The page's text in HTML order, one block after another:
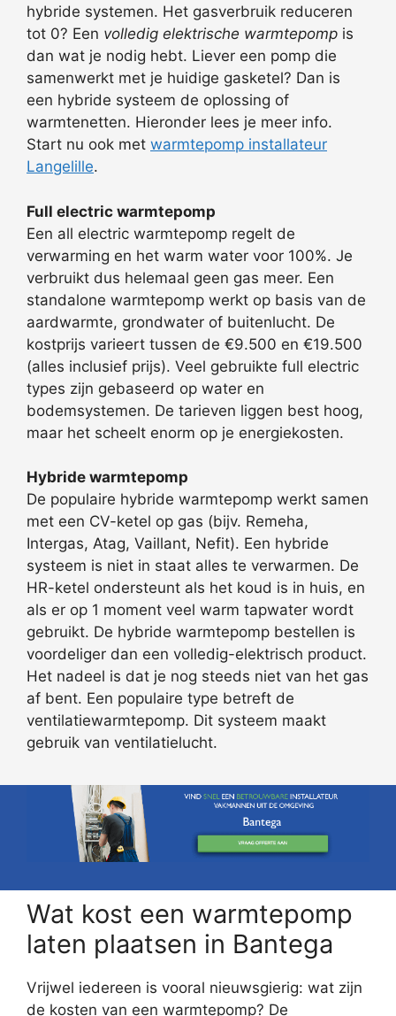
hybride systemen. Het gasverbruik reduceren
tot 0? Een volledig elektrische warmtepomp is
dan wat je nodig hebt. Liever een pomp die
samenwerkt met je huidige gasketel? Dan is
een hybride systeem de oplossing of
warmtenetten. Hieronder lees je meer info.
Start nu ook met warmtepomp installateur
Langelille.
Full electric warmtepomp
Een all electric warmtepomp regelt de
verwarming en het warm water voor 100%. Je
verbruikt dus helemaal geen gas meer. Een
standalone warmtepomp werkt op basis van de
aardwarmte, grondwater of buitenlucht. De
kostprijs varieert tussen de €9.500 en €19.500
(alles inclusief prijs). Veel gebruikte full electric
types zijn gebaseerd op water en
bodemsystemen. De tarieven liggen best hoog,
maar het scheelt enorm op je energiekosten.
Hybride warmtepomp
De populaire hybride warmtepomp werkt samen
met een CV-ketel op gas (bijv. Remeha,
Intergas, Atag, Vaillant, Nefit). Een hybride
systeem is niet in staat alles te verwarmen. De
HR-ketel ondersteunt als het koud is in huis, en
als er op 1 moment veel warm tapwater wordt
gebruikt. De hybride warmtepomp bestellen is
voordeliger dan een volledig-elektrisch product.
Het nadeel is dat je nog steeds niet van het gas
af bent. Een populaire type betreft de
ventilatiewarmtepomp. Dit systeem maakt
gebruik van ventilatielucht.
Wat kost een warmtepomp
laten plaatsen in Bantega
Vrijwel iedereen is vooral nieuwsgierig: wat zijn
de kosten van een warmtepomp? De